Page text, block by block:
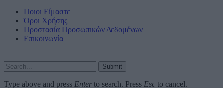
Ποιοι Είμαστε
Όροι Χρήσης
Προστασία Προσωπικών Δεδομένων
Επικοινωνία
Submit
Type above and press Enter to search. Press Esc to cancel.